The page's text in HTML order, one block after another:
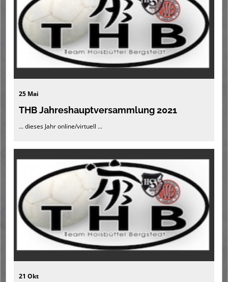
25 Mai
THB Jahreshauptversammlung 2021
... dieses Jahr online/virtuell ...
21 Okt